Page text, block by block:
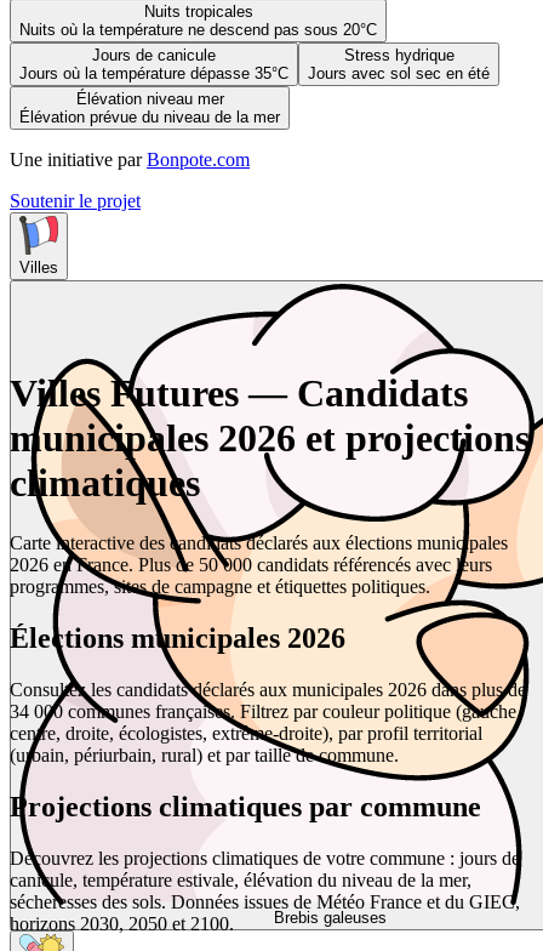
Nuits tropicales
Nuits où la température ne descend pas sous 20°C
Jours de canicule
Jours où la température dépasse 35°C
Stress hydrique
Jours avec sol sec en été
Élévation niveau mer
Élévation prévue du niveau de la mer
Une initiative par Bonpote.com
Soutenir le projet
Villes
Brebis galeuses
Villes Futures — Candidats
municipales 2026 et projections
climatiques
Carte interactive des candidats déclarés aux élections municipales
2026 en France. Plus de 50 000 candidats référencés avec leurs
programmes, sites de campagne et étiquettes politiques.
Élections municipales 2026
Consultez les candidats déclarés aux municipales 2026 dans plus de
34 000 communes françaises. Filtrez par couleur politique (gauche,
centre, droite, écologistes, extrême-droite), par profil territorial
(urbain, périurbain, rural) et par taille de commune.
Projections climatiques par commune
Découvrez les projections climatiques de votre commune : jours de
canicule, température estivale, élévation du niveau de la mer,
sécheresses des sols. Données issues de Météo France et du GIEC,
horizons 2030, 2050 et 2100.